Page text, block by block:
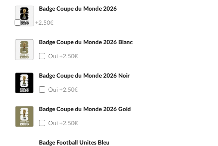
Badge Coupe du Monde 2026
Oui +2.50€
Badge Coupe du Monde 2026 Blanc
Oui +2.50€
Badge Coupe du Monde 2026 Noir
Oui +2.50€
Badge Coupe du Monde 2026 Gold
Oui +2.50€
Badge Football Unites Bleu